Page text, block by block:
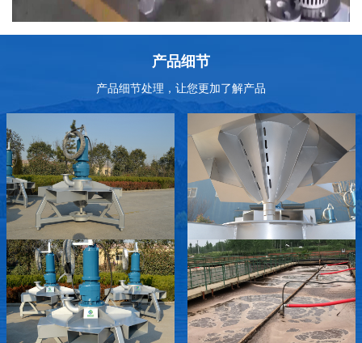
产品细节
产品细节处理，让您更加了解产品